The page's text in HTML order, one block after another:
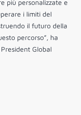
più personalizzate e
i limiti del
il futuro della
percorso”, ha
President Global